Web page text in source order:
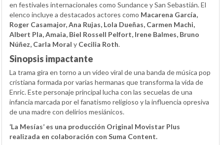
en festivales internacionales como Sundance y San Sebastián. El
elenco incluye a destacados actores como Macarena García,
Roger Casamajor, Ana Rujas, Lola Dueñas, Carmen Machi,
Albert Pla, Amaia, Biel Rossell Pelfort, Irene Balmes, Bruno
Núñez, Carla Moral y Cecilia Roth.
Sinopsis impactante
La trama gira en torno a un vídeo viral de una banda de música pop
cristiana formada por varias hermanas que transforma la vida de
Enric. Este personaje principal lucha con las secuelas de una
infancia marcada por el fanatismo religioso y la influencia opresiva
de una madre con delirios mesiánicos.
‘La Mesías’ es una producción Original Movistar Plus
realizada en colaboración con Suma Content.